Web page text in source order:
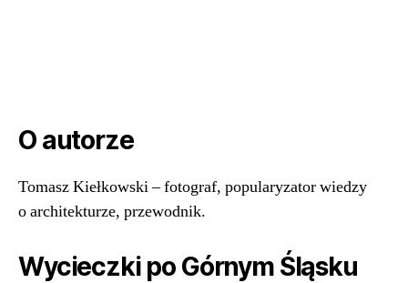
O autorze
Tomasz Kiełkowski – fotograf, popularyzator wiedzy
o architekturze, przewodnik.
Wycieczki po Górnym Śląsku